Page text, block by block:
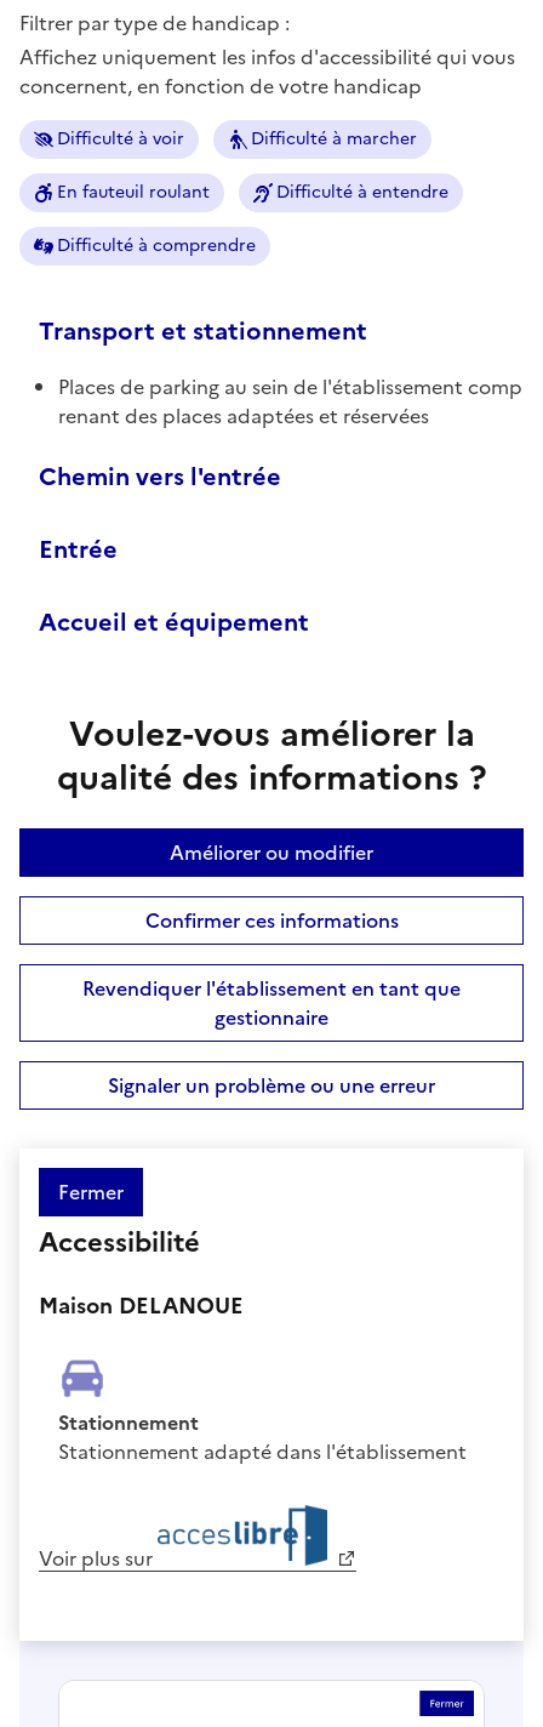
Filtrer par type de handicap :
Affichez uniquement les infos d'accessibilité qui vous
concernent, en fonction de votre handicap
Difficulté à voir Difficulté à marcher
En fauteuil roulant Difficulté à entendre
Difficulté à comprendre
Transport et stationnement
Places de parking au sein de l'établissement comp
renant des places adaptées et réservées
Chemin vers l'entrée
Entrée
Accueil et équipement
Voulez-vous améliorer la
qualité des informations ?
Améliorer ou modifier
Confirmer ces informations
Revendiquer l'établissement en tant que
gestionnaire
Signaler un problème ou une erreur
Fermer
Accessibilité
Maison DELANOUE
Stationnement
Stationnement adapté dans l'établissement
Voir plus sur